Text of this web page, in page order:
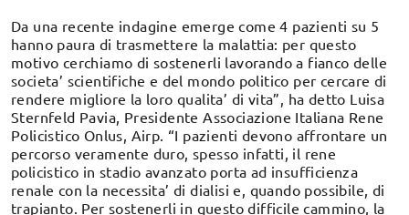
Da una recente indagine emerge come 4 pazienti su 5
hanno paura di trasmettere la malattia: per questo
motivo cerchiamo di sostenerli lavorando a fianco delle
societa’ scientifiche e del mondo politico per cercare di
rendere migliore la loro qualita’ di vita”, ha detto Luisa
Sternfeld Pavia, Presidente Associazione Italiana Rene
Policistico Onlus, Airp. “I pazienti devono affrontare un
percorso veramente duro, spesso infatti, il rene
policistico in stadio avanzato porta ad insufficienza
renale con la necessita’ di dialisi e, quando possibile, di
trapianto. Per sostenerli in questo difficile cammino, la